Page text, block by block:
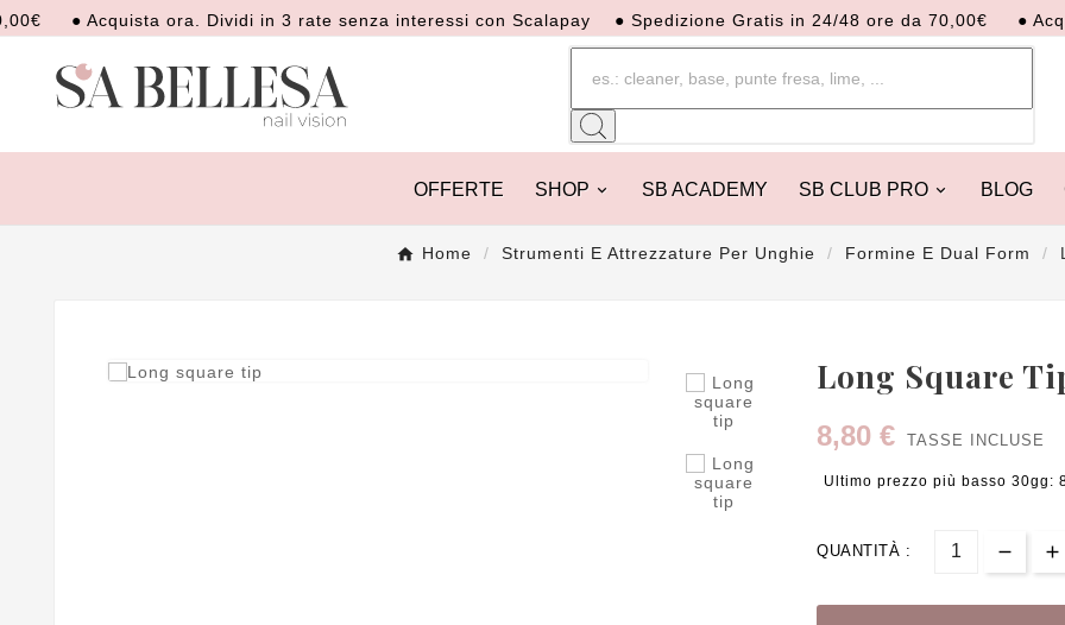
● Acquista ora. Dividi in 3 rate senza interessi con Scalapay ● Spedizione Gratis in 24/48 ore da 70,00€ ● Acquista
OFFERTE SHOP SB ACADEMY SB CLUB PRO BLOG
Home Strumenti E Attrezzature Per Unghie Formine E Dual Form
Long Square
8,80 € TASSE INCLUSE
Ultimo prezzo più basso 30gg:
QUANTITÀ :